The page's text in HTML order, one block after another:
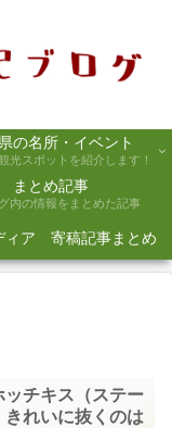
の名所・イベント
光スポットを紹介します！
まとめ記事
内の情報をまとめた記事
ィア 寄稿記事まとめ
ッチキス（ステー
れいに抜くのは